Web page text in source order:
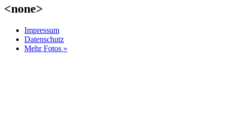
<none>
Impressum
Datenschutz
Mehr Fotos »